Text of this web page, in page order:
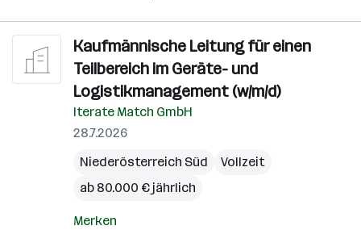
Kaufmännische Leitung für einen
Teilbereich im Geräte- und
Logistikmanagement (w/m/d)
Iterate Match GmbH
28.7.2026
Niederösterreich Süd
Vollzeit
ab 80.000 € jährlich
Merken